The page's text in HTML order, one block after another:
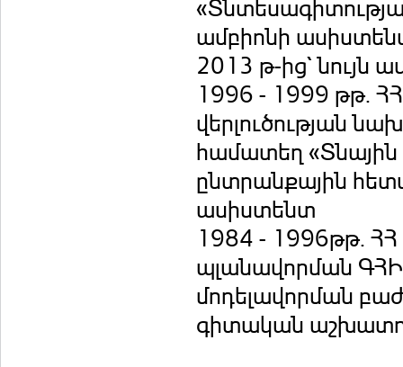
ամբիոնի
2013 թ-ից` նույն
1996 - 1999 թթ.
վերլուծության
համատեղ «Տնային
ընտրանքային
ասիստենտ
1984 - 1996թթ.
պլանավորման
մոդելավորման
գիտական